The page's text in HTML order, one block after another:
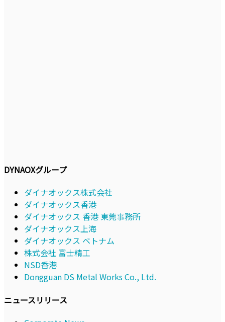
DYNAOXグループ
ダイナオックス株式会社
ダイナオックス香港
ダイナオックス 香港 東莞事務所
ダイナオックス上海
ダイナオックス ベトナム
株式会社 富士精工
NSD香港
Dongguan DS Metal Works Co., Ltd.
ニュースリリース